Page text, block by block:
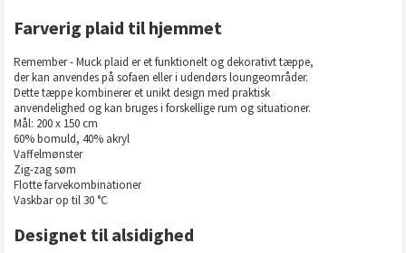
Farverig plaid til hjemmet
Remember - Muck plaid er et funktionelt og dekorativt tæppe,
der kan anvendes på sofaen eller i udendørs loungeområder.
Dette tæppe kombinerer et unikt design med praktisk
anvendelighed og kan bruges i forskellige rum og situationer.
Mål: 200 x 150 cm
60% bomuld, 40% akryl
Vaffelmønster
Zig-zag søm
Flotte farvekombinationer
Vaskbar op til 30 °C
Designet til alsidighed